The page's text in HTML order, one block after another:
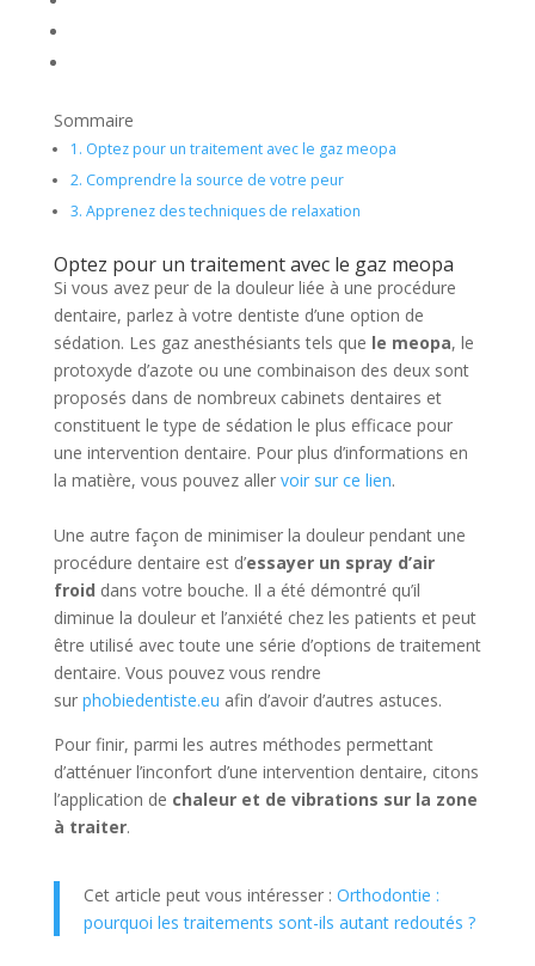
Sommaire
1. Optez pour un traitement avec le gaz meopa
2. Comprendre la source de votre peur
3. Apprenez des techniques de relaxation
Optez pour un traitement avec le gaz meopa
Si vous avez peur de la douleur liée à une procédure
dentaire, parlez à votre dentiste d’une option de
sédation. Les gaz anesthésiants tels que le meopa, le
protoxyde d’azote ou une combinaison des deux sont
proposés dans de nombreux cabinets dentaires et
constituent le type de sédation le plus efficace pour
une intervention dentaire. Pour plus d’informations en
la matière, vous pouvez aller voir sur ce lien.
Une autre façon de minimiser la douleur pendant une
procédure dentaire est d’essayer un spray d’air
froid dans votre bouche. Il a été démontré qu’il
diminue la douleur et l’anxiété chez les patients et peut
être utilisé avec toute une série d’options de traitement
dentaire. Vous pouvez vous rendre
sur phobiedentiste.eu afin d’avoir d’autres astuces.
Pour finir, parmi les autres méthodes permettant
d’atténuer l’inconfort d’une intervention dentaire, citons
l’application de chaleur et de vibrations sur la zone
à traiter.
Cet article peut vous intéresser : Orthodontie :
pourquoi les traitements sont-ils autant redoutés ?